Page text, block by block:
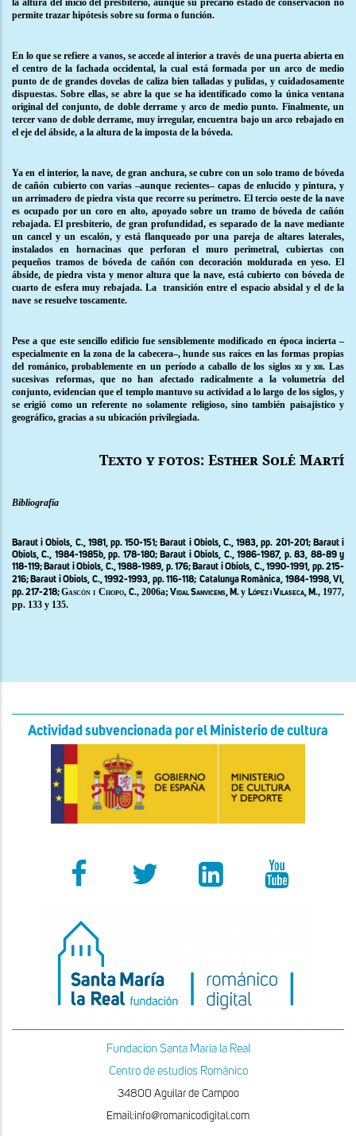
la altura del inicio del presbiterio, aunque su precario estado de conservación no
permite trazar hipótesis sobre su forma o función.
En lo que se refiere a vanos, se accede al interior a través de una puerta abierta en
el centro de la fachada occidental, la cual está formada por un arco de medio
punto de de grandes dovelas de caliza bien talladas y pulidas, y cuidadosamente
dispuestas. Sobre ellas, se abre la que se ha identificado como la única ventana
original del conjunto, de doble derrame y arco de medio punto. Finalmente, un
tercer vano de doble derrame, muy irregular, encuentra bajo un arco rebajado en
el eje del ábside, a la altura de la imposta de la bóveda.
Ya en el interior, la nave, de gran anchura, se cubre con un solo tramo de bóveda
de cañón cubierto con varias –aunque recientes– capas de enlucido y pintura, y
un arrimadero de piedra vista que recorre su perímetro. El tercio oeste de la nave
es ocupado por un coro en alto, apoyado sobre un tramo de bóveda de cañón
rebajada. El presbiterio, de gran profundidad, es separado de la nave mediante
un cancel y un escalón, y está flanqueado por una pareja de altares laterales,
instalados en hornacinas que perforan el muro perimetral, cubiertas con
pequeños tramos de bóveda de cañón con decoración moldurada en yeso. El
ábside, de piedra vista y menor altura que la nave, está cubierto con bóveda de
cuarto de esfera muy rebajada. La transición entre el espacio absidal y el de la
nave se resuelve toscamente.
Pese a que este sencillo edificio fue sensiblemente modificado en época incierta –
especialmente en la zona de la cabecera–, hunde sus raíces en las formas propias
del románico, probablemente en un período a caballo de los siglos xiiyxiii. Las
sucesivas reformas, que no han afectado radicalmente a la volumetría del
conjunto, evidencian que el templo mantuvo su actividad a lo largo de los siglos, y
se erigió como un referente no solamente religioso, sino también paisajístico y
geográfico, gracias a su ubicación privilegiada.
Texto y fotos: Esther Solé Martí
Bibliografía
Baraut i Obiols, C., 1981, pp. 150-151; Baraut i Obiols, C.,1983, pp. 201-201; Baraut i
Obiols, C., 1984-1985b, pp. 178-180; Baraut i Obiols, C.,1986-1987, p. 83, 88-89 y
118-119; Baraut i Obiols, C.,1988-1989, p. 176; Baraut i Obiols, C.,1990-1991, pp. 215-
216; Baraut i Obiols, C.,1992-1993, pp. 116-118; Catalunya Romànica, 1984-1998,VI,
pp. 217-218;Gascón i Chopo, C., 2006a; Vidal Sanvicens, M.y López i Vilaseca, M., 1977,
pp. 133 y 135.
Actividad subvencionada por el Ministerio de cultura
Fundacion Santa Maria la Real
Centro de estudios Románico
34800 Aguilar de Campoo
Email:info@romanicodigital.com